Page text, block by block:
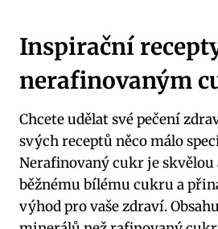
Inspirační
nerafinovaným
Chcete udělat své pečení
svých receptů něco málo
Nerafinovaný cukr je
běžnému bílému cukru a
výhod pro vaše zdraví.